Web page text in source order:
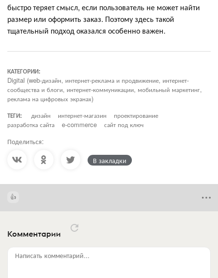
быстро теряет смысл, если пользователь не может найти
размер или оформить заказ. Поэтому здесь такой
тщательный подход оказался особенно важен.
КАТЕГОРИИ:
Digital (web-дизайн, интернет-реклама и продвижение, интернет-
сообщества и блоги, интернет-коммуникации, мобильный маркетинг,
реклама на цифровых экранах)
ТЕГИ:
дизайн интернет-магазин
проектирование
разработка сайта
e-commerce сайт под ключ
Поделиться:
В закладки
Комментарии
Написать комментарий...